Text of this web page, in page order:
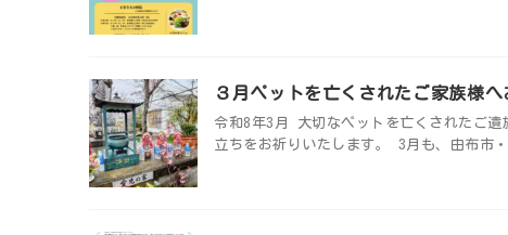
３月ペットを亡くされたご家族様
令和8年3月 大切なペットを亡くされたご
立ちをお祈りいたします。 3月も、由布市